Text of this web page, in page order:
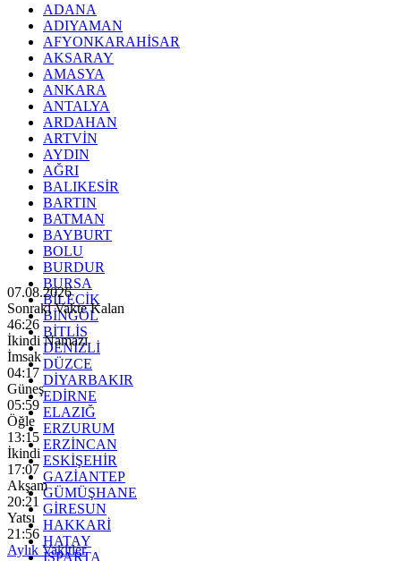
ADANA
ADIYAMAN
AFYONKARAHİSAR
AKSARAY
AMASYA
ANKARA
ANTALYA
ARDAHAN
ARTVİN
AYDIN
AĞRI
BALIKESİR
BARTIN
BATMAN
BAYBURT
BOLU
BURDUR
BURSA
BİLECİK
BİNGÖL
BİTLİS
DENİZLİ
DÜZCE
DİYARBAKIR
EDİRNE
ELAZIĞ
ERZURUM
ERZİNCAN
ESKİŞEHİR
GAZİANTEP
GÜMÜŞHANE
GİRESUN
HAKKARİ
HATAY
ISPARTA
07.08.2026
Sonraki Vakte Kalan
46:24
İkindi Namazı
İmsak
04:17
Güneş
05:59
Öğle
13:15
İkindi
17:07
Akşam
20:21
Yatsı
21:56
Aylık Vakitler